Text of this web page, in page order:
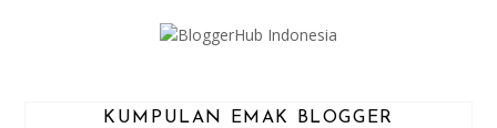
KUMPULAN EMAK BLOGGER